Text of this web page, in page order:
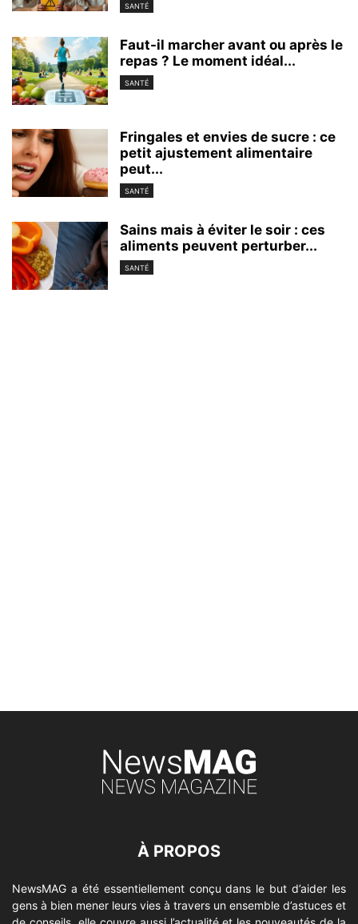
SANTÉ
Faut-il marcher avant ou après le
repas ? Le moment idéal...
SANTÉ
Fringales et envies de sucre : ce
petit ajustement alimentaire
peut...
SANTÉ
Sains mais à éviter le soir : ces
aliments peuvent perturber...
SANTÉ
À PROPOS
NewsMAG a été essentiellement conçu dans le but d’aider les
gens à bien mener leurs vies à travers un ensemble d’astuces et